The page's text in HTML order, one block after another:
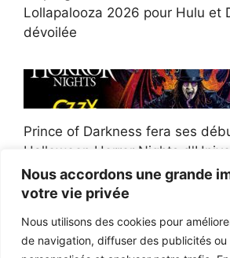
Nous accordons une grande
votre vie privée
Nous utilisons des cookies pour
de navigation, diffuser des publicités ou
Lollapalooza 2026 pour Hulu et
dévoilée
Prince of Darkness fera ses
Halloween Horror Nights
Afroman poursuit un policier de